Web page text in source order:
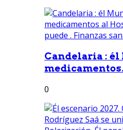
Candelaria :
0